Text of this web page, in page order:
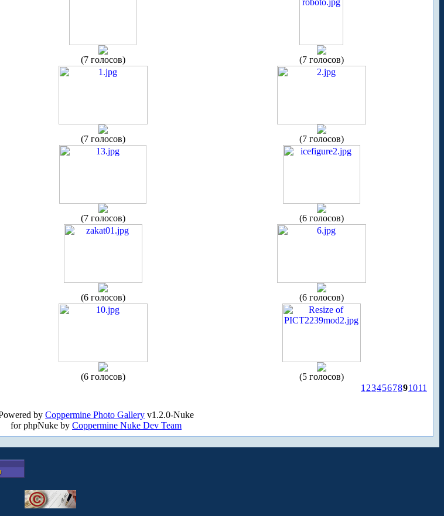
(7 голосов) (7 голосов)
(7 голосов) (7 голосов)
(7 голосов) (6 голосов)
(6 голосов) (6 голосов)
(6 голосов)
(5 голосов)
1 234567891011
by Coppermine Photo Gallery v1.2.0-Nuke
for phpNuke by Coppermine Nuke Dev Team